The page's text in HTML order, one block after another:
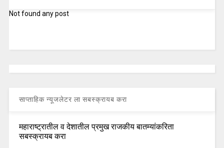
Not found any post
साप्ताहिक न्यूजलेटर ला सबस्क्रायब करा
महाराष्ट्रातील व देशातील प्रमुख राजकीय बातम्यांकरिता
सबस्क्रायब करा